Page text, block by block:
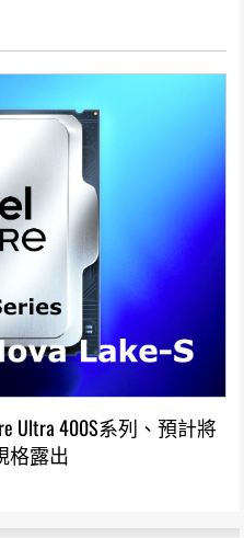
Ultra 400S系列、預計將
格露出